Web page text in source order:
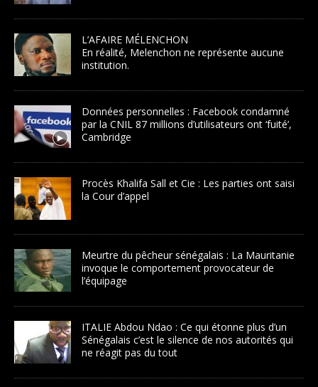
L’AFAIRE MÉLENCHON
En réalité, Melenchon ne représente aucune
institution.
Données personnelles : Facebook condamné
par la CNIL 87 millions d’utilisateurs ont ‘fuité’,
Cambridge
Procès Khalifa Sall et Cie : Les parties ont saisi
la Cour d’appel
Meurtre du pêcheur sénégalais : La Mauritanie
invoque le comportement provocateur de
l’équipage
ITALIE Abdou Ndao : Ce qui étonne plus d’un
Sénégalais c’est le silence de nos autorités qui
ne réagit pas du tout